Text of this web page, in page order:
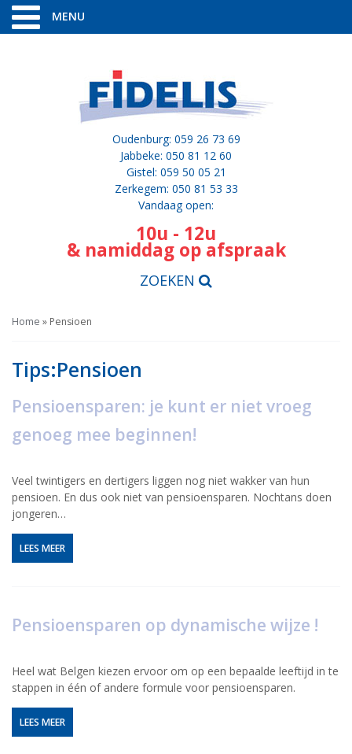
MENU
Oudenburg: 059 26 73 69
Jabbeke: 050 81 12 60
Gistel: 059 50 05 21
Zerkegem: 050 81 53 33
Vandaag open:
10u - 12u
& namiddag op afspraak
ZOEKEN
Home » Pensioen
Tips:Pensioen
Pensioensparen: je kunt er niet vroeg
genoeg mee beginnen!
Veel twintigers en dertigers liggen nog niet wakker van hun
pensioen. En dus ook niet van pensioensparen. Nochtans doen
jongeren…
LEES MEER
Pensioensparen op dynamische wijze !
Heel wat Belgen kiezen ervoor om op een bepaalde leeftijd in te
stappen in één of andere formule voor pensioensparen.
LEES MEER